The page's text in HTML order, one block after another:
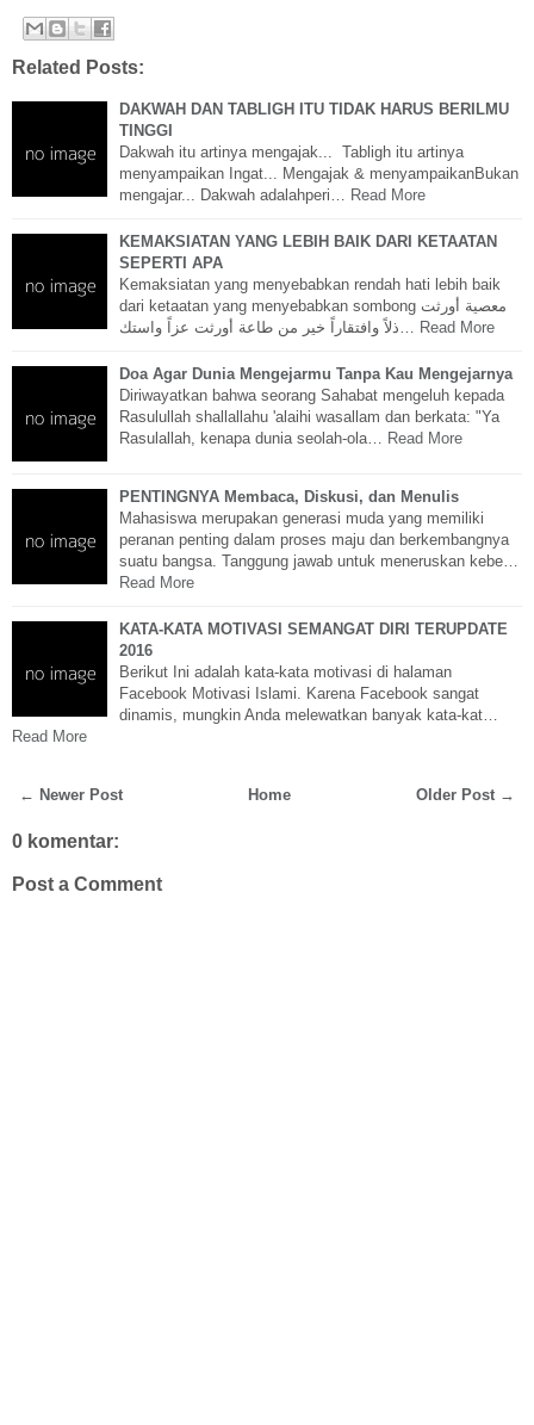
Related Posts:
DAKWAH DAN TABLIGH ITU TIDAK HARUS BERILMU
TINGGI
Dakwah itu artinya mengajak... Tabligh itu artinya
menyampaikan Ingat... Mengajak & menyampaikanBukan
mengajar... Dakwah adalahperi… Read More
KEMAKSIATAN YANG LEBIH BAIK DARI KETAATAN
SEPERTI APA
Kemaksiatan yang menyebabkan rendah hati lebih baik
dari ketaatan yang menyebabkan sombong معصية أورثت
ذلاً وافتقاراً خير من طاعة أورثت عزاً واستك… Read More
Doa Agar Dunia Mengejarmu Tanpa Kau Mengejarnya
Diriwayatkan bahwa seorang Sahabat mengeluh kepada
Rasulullah shallallahu 'alaihi wasallam dan berkata: "Ya
Rasulallah, kenapa dunia seolah-ola… Read More
PENTINGNYA Membaca, Diskusi, dan Menulis
Mahasiswa merupakan generasi muda yang memiliki
peranan penting dalam proses maju dan berkembangnya
suatu bangsa. Tanggung jawab untuk meneruskan kebe…
Read More
KATA-KATA MOTIVASI SEMANGAT DIRI TERUPDATE
2016
Berikut Ini adalah kata-kata motivasi di halaman
Facebook Motivasi Islami. Karena Facebook sangat
dinamis, mungkin Anda melewatkan banyak kata-kat…
Read More
← Newer Post Older Post →
Home
0 komentar:
Post a Comment